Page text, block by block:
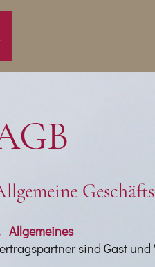
Allgemeines
sind Gast und